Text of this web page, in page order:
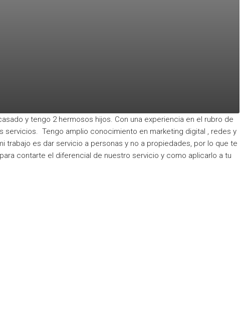
y tengo 2 hermosos hijos. Con una experiencia en el rubro de
servicios. Tengo amplio conocimiento en marketing digital , redes y
trabajo es dar servicio a personas y no a propiedades, por lo que te
contarte el diferencial de nuestro servicio y como aplicarlo a tu